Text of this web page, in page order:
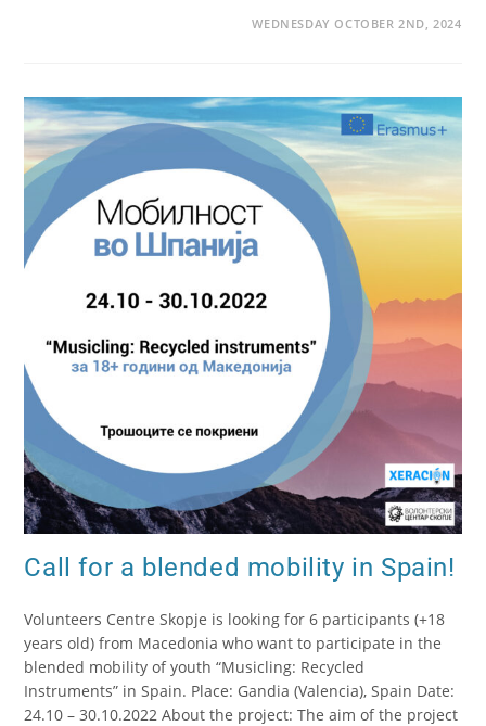
WEDNESDAY OCTOBER 2ND, 2024
Call for a blended mobility in Spain!
Volunteers Centre Skopje is looking for 6 participants (+18
years old) from Macedonia who want to participate in the
blended mobility of youth “Musicling: Recycled
Instruments” in Spain. Place: Gandia (Valencia), Spain Date:
24.10 – 30.10.2022 About the project: The aim of the project